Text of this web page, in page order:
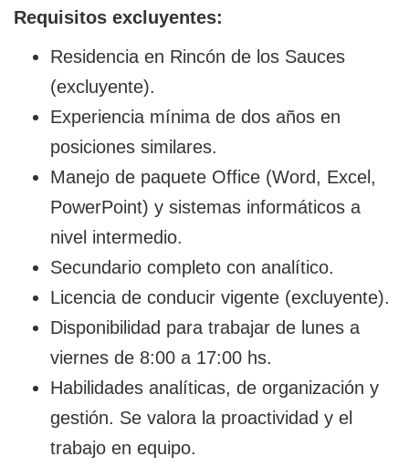
Requisitos excluyentes:
Residencia en Rincón de los Sauces
(excluyente).
Experiencia mínima de dos años en
posiciones similares.
Manejo de paquete Office (Word, Excel,
PowerPoint) y sistemas informáticos a
nivel intermedio.
Secundario completo con analítico.
Licencia de conducir vigente (excluyente).
Disponibilidad para trabajar de lunes a
viernes de 8:00 a 17:00 hs.
Habilidades analíticas, de organización y
gestión. Se valora la proactividad y el
trabajo en equipo.